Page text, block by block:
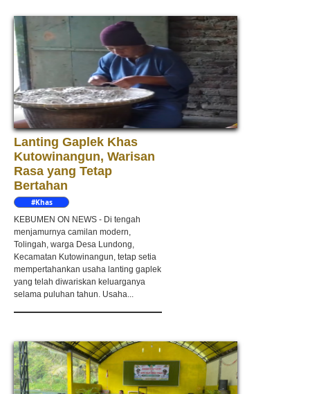
Lanting Gaplek Khas
Kutowinangun, Warisan
Rasa yang Tetap
Bertahan
#Khas
KEBUMEN ON NEWS - Di tengah
menjamurnya camilan modern,
Tolingah, warga Desa Lundong,
Kecamatan Kutowinangun, tetap setia
mempertahankan usaha lanting gaplek
yang telah diwariskan keluarganya
selama puluhan tahun. Usaha...